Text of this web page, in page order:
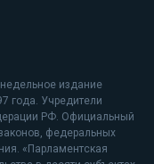
издание
года. Учредители
РФ. Официальный
федеральных
«Парламентская